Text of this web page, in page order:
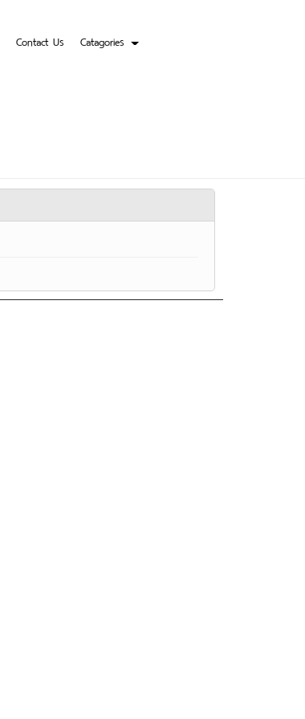
Contact Us
Catagories